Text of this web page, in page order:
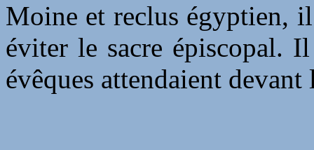
Moine et reclus égyptien,
éviter le sacre épiscopal.
évêques attendaient devant